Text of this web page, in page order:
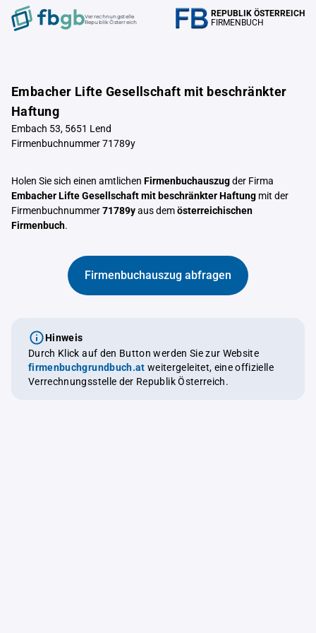
Verrechnungstelle
Republik Österreich
REPUBLIK ÖSTERREICH
FIRMENBUCH
Embacher Lifte Gesellschaft mit beschränkter
Haftung
Embach 53, 5651 Lend
Firmenbuchnummer 71789y
Holen Sie sich einen amtlichen Firmenbuchauszugder Firma
Embacher Lifte Gesellschaft mit beschränkter Haftung mit der
Firmenbuchnummer71789yaus demösterreichischen
Firmenbuch.
Firmenbuchauszug abfragen
Hinweis
Durch Klick auf den Button werden Sie zur Website
firmenbuchgrundbuch.at weitergeleitet, eine offizielle
Verrechnungsstelle der Republik Österreich.